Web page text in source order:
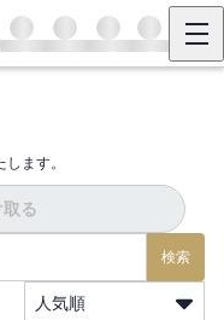
ます。
る
検索
人気順